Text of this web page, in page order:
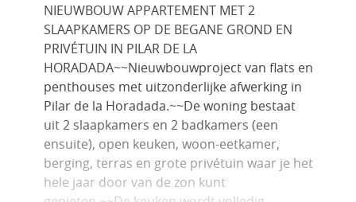
NIEUWBOUW APPARTEMENT MET 2
SLAAPKAMERS OP DE BEGANE GROND EN
PRIVÉTUIN IN PILAR DE LA
HORADADA~~Nieuwbouwproject van flats en
penthouses met uitzonderlijke afwerking in
Pilar de la Horadada.~~De woning bestaat
uit 2 slaapkamers en 2 badkamers (een
ensuite), open keuken, woon-eetkamer,
berging, terras en grote privétuin waar je het
hele jaar door van de zon kunt